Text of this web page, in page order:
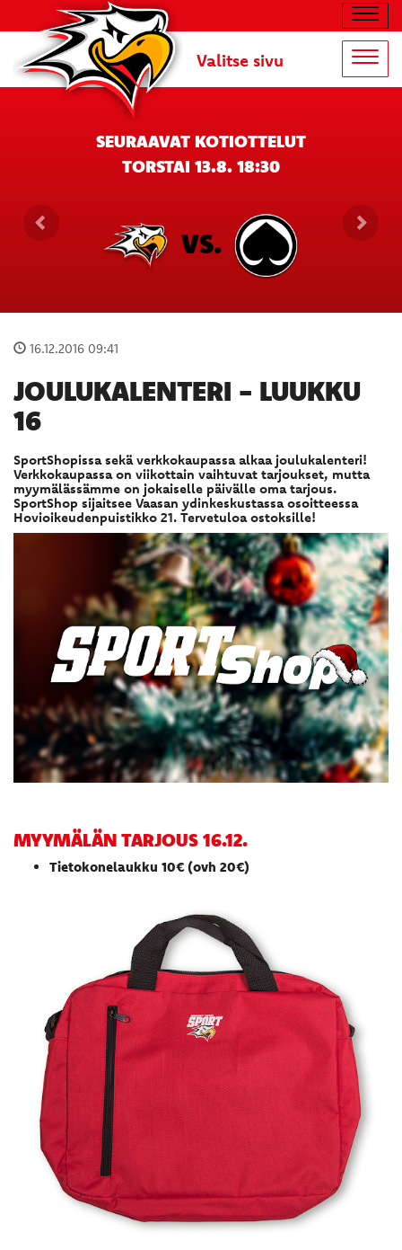
Valitse sivu
SEURAAVAT KOTIOTTELUT
TORSTAI 13.8. 18:30
VS.
16.12.2016 09:41
JOULUKALENTERI - LUUKKU
16
SportShopissa sekä verkkokaupassa alkaa joulukalenteri!
Verkkokaupassa on viikottain vaihtuvat tarjoukset, mutta
myymälässämme on jokaiselle päivälle oma tarjous.
SportShop sijaitsee Vaasan ydinkeskustassa osoitteessa
Hovioikeudenpuistikko 21. Tervetuloa ostoksille!
MYYMÄLÄN TARJOUS 16.12.
Tietokonelaukku 10€ (ovh 20€)